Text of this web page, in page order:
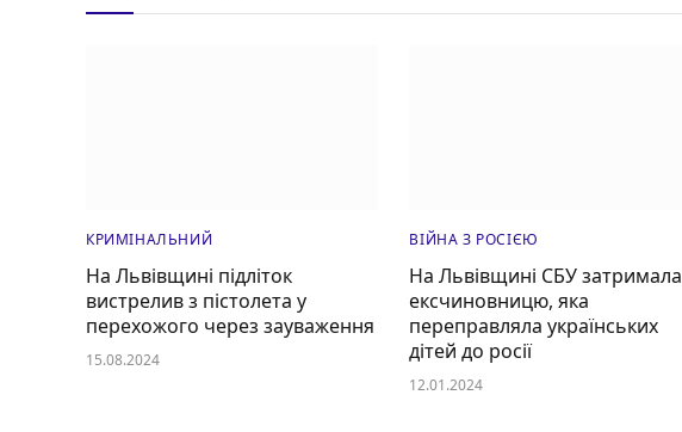
КРИМІНАЛЬНИЙ
На Львівщині підліток
вистрелив з пістолета у
перехожого через зауваження
15.08.2024
ВІЙНА З РОСІЄЮ
На Львівщині СБУ затримала
ексчиновницю, яка
переправляла українських
дітей до росії
12.01.2024